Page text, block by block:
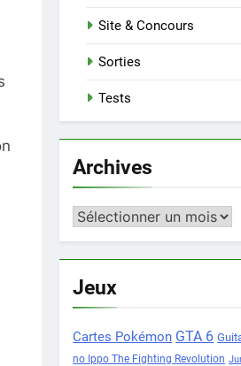
Site & Concours
Sorties
Tests
Archives
Archives
Jeux
Cartes Pokémon GTA 6
no Ippo The Fighting Revolution